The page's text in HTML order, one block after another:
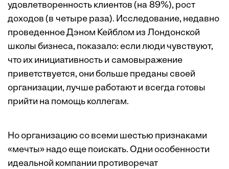
удовлетворенность клиентов (на 89%), рост
доходов (в четыре раза). Исследование, недавно
проведенное Дэном Кейблом из Лондонской
школы бизнеса, показало: если люди чувствуют,
что их инициативность и самовыражение
приветствуется, они больше преданы своей
организации, лучше работают и всегда готовы
прийти на помощь коллегам.
Но организацию со всеми шестью признаками
«мечты» надо еще поискать. Одни особенности
идеальной компании противоречат